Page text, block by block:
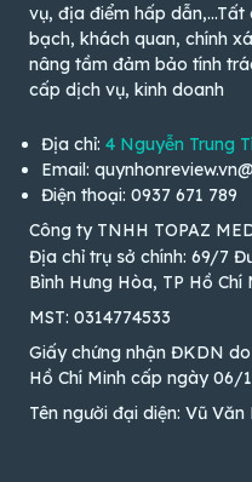
vụ, địa điểm hấp
bạch, khách quan, chính
nâng tầm đảm bảo tính
cấp dịch vụ, kinh doanh
Địa chỉ: 4 Nguyễn Trung
Email:
Điện thoại: 0937 671 789
Công ty TNHH TOPAZ
Địa chỉ trụ sở chính: 69/7
Bình Hưng Hòa, TP Hồ Chí
MST: 0314774533
Giấy chứng nhận ĐKDN
Hồ Chí Minh cấp ngày 06/
Tên người đại diện: Vũ Văn